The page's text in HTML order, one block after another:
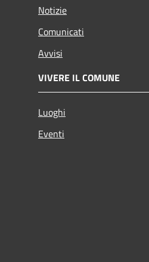
Notizie
Comunicati
Avvisi
VIVERE IL COMUNE
Luoghi
Eventi